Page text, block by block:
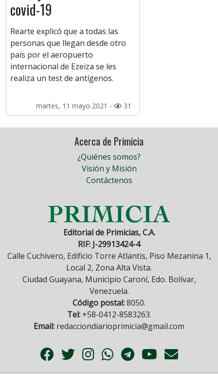
covid-19
Rearte explicó que a todas las
personas que llegan desde otro
país por el aeropuerto
internacional de Ezeiza se les
realiza un test de antígenos.
martes, 11 mayo 2021 - 31
Acerca de Primicia
¿Quiénes somos?
Visión y Misión
Contáctenos
Editorial de Primicias, C.A.
RIF: J-29913424-4
Calle Cuchivero, Edificio Torre Atlantis, Piso Mezanina 1,
Local 2, Zona Alta Vista.
Ciudad Guayana, Municipio Caroní, Edo. Bolívar,
Venezuela.
Código postal:8050.
Tel:+58-0412-8583263.
Email: redacciondiarioprimicia@gmail.com